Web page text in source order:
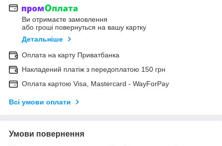
Ви отримаєте замовлення
або гроші повернуться на вашу картку
Детальніше
Оплата на карту Приватбанка
Накладений платіж з передоплатою 150 грн
Оплата картою Visa, Mastercard - WayForPay
Всі умови оплати
Умови повернення